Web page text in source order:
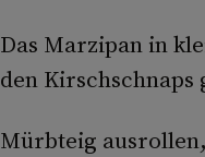
Das Marzipan in
den
Mürbteig